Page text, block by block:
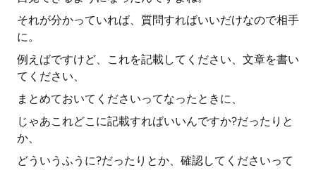
それが分かっていれば、質問すればいいだけなので相手
に。
例えばですけど、これを記載してください、文章を書い
てください、
まとめておいてくださいってなったときに、
じゃあこれどこに記載すればいいんですか?だったりと
か、
どういうふうに?だったりとか、確認してくださいって